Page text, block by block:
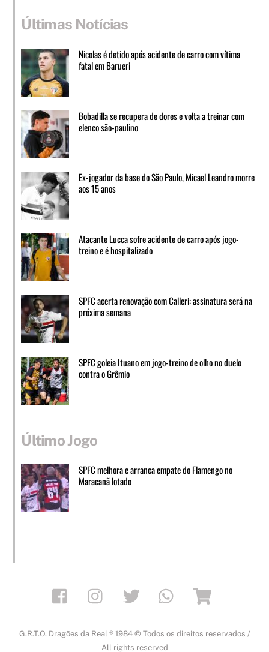
Últimas Notícias
Nicolas é detido após acidente de carro com vítima
fatal em Barueri
Bobadilla se recupera de dores e volta a treinar com
elenco são-paulino
Ex-jogador da base do São Paulo, Micael Leandro morre
aos 15 anos
Atacante Lucca sofre acidente de carro após jogo-
treino e é hospitalizado
SPFC acerta renovação com Calleri: assinatura será na
próxima semana
SPFC goleia Ituano em jogo-treino de olho no duelo
contra o Grêmio
Último Jogo
SPFC melhora e arranca empate do Flamengo no
Maracanã lotado
Facebook Instagram Twitter Whatsapp
G.R.T.O. Dragões da Real ® 1984 © Todos os direitos reservados /
All rights reserved